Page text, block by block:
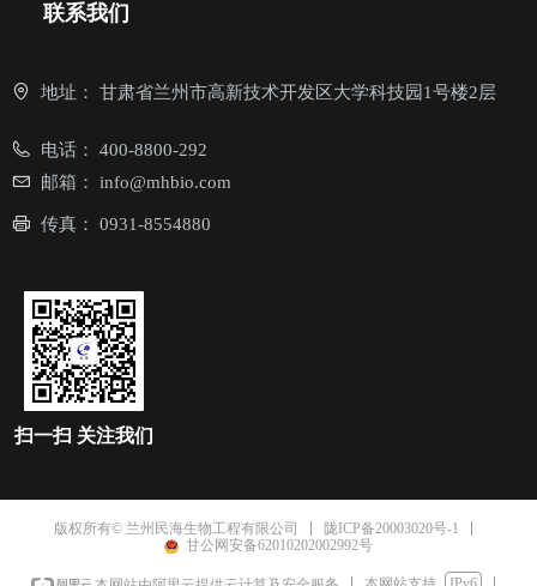
扫一扫 关注我们
联系我们
地址： 甘肃省兰州市高新技术开发区大学科技园1号楼2层
邮箱： info@mhbio.com
电话： 400-8800-292
传真： 0931-8554880
版权所有© 兰州民海生物工程有限公司
陇ICP备20003020号-1
甘公网安备62010202002992号